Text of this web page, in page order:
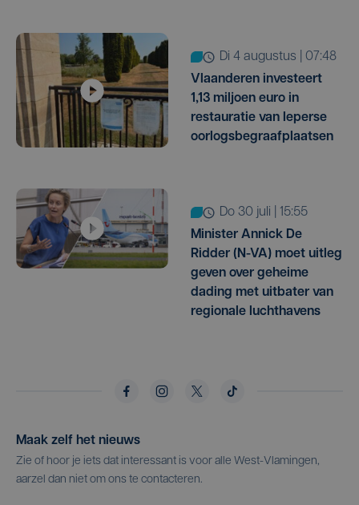
di 4 augustus | 07:48
Vlaanderen investeert
1,13 miljoen euro in
restauratie van Ieperse
oorlogsbegraafplaatsen
do 30 juli | 15:55
Minister Annick De
Ridder (N-VA) moet uitleg
geven over geheime
dading met uitbater van
regionale luchthavens
Maak zelf het nieuws
Zie of hoor je iets dat interessant is voor alle West-Vlamingen,
aarzel dan niet om ons te contacteren.